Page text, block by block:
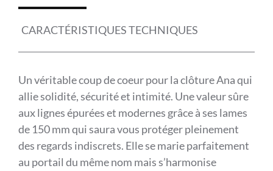
CARACTÉRISTIQUES TECHNIQUES
Un véritable coup de coeur pour la clôture Ana qui
allie solidité, sécurité et intimité. Une valeur sûre
aux lignes épurées et modernes grâce à ses lames
de 150 mm qui saura vous protéger pleinement
des regards indiscrets. Elle se marie parfaitement
au portail du même nom mais s’harmonise